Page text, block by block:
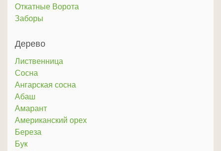
Откатные Ворота
Заборы
Дерево
Лиственница
Сосна
Ангарская сосна
Абаш
Амарант
Американский орех
Береза
Бук